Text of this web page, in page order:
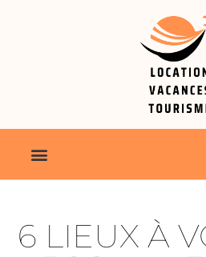
6 LIEUX À